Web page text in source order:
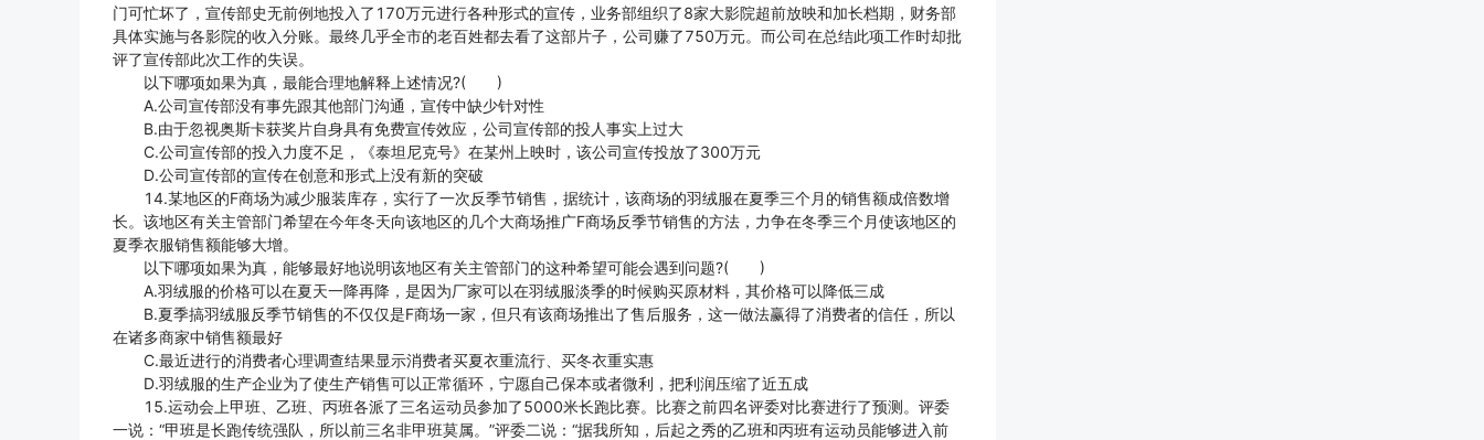
门可忙坏了，宣传部史无前例地投入了170万元进行各种形式的宣传，业务部组织了8家大影院超前放映和加长档期，财务部
具体实施与各影院的收入分账。最终几乎全市的老百姓都去看了这部片子，公司赚了750万元。而公司在总结此项工作时却批
评了宣传部此次工作的失误。
以下哪项如果为真，最能合理地解释上述情况?( )
A.公司宣传部没有事先跟其他部门沟通，宣传中缺少针对性
B.由于忽视奥斯卡获奖片自身具有免费宣传效应，公司宣传部的投人事实上过大
C.公司宣传部的投入力度不足，《泰坦尼克号》在某州上映时，该公司宣传投放了300万元
D.公司宣传部的宣传在创意和形式上没有新的突破
14.某地区的F商场为减少服装库存，实行了一次反季节销售，据统计，该商场的羽绒服在夏季三个月的销售额成倍数增
长。该地区有关主管部门希望在今年冬天向该地区的几个大商场推广F商场反季节销售的方法，力争在冬季三个月使该地区的
夏季衣服销售额能够大增。
以下哪项如果为真，能够最好地说明该地区有关主管部门的这种希望可能会遇到问题?( )
A.羽绒服的价格可以在夏天一降再降，是因为厂家可以在羽绒服淡季的时候购买原材料，其价格可以降低三成
B.夏季搞羽绒服反季节销售的不仅仅是F商场一家，但只有该商场推出了售后服务，这一做法赢得了消费者的信任，所以
在诸多商家中销售额最好
C.最近进行的消费者心理调查结果显示消费者买夏衣重流行、买冬衣重实惠
D.羽绒服的生产企业为了使生产销售可以正常循环，宁愿自己保本或者微利，把利润压缩了近五成
15.运动会上甲班、乙班、丙班各派了三名运动员参加了5000米长跑比赛。比赛之前四名评委对比赛进行了预测。评委
一说：“甲班是长跑传统强队，所以前三名非甲班莫属。”评委二说：“据我所知，后起之秀的乙班和丙班有运动员能够进入前